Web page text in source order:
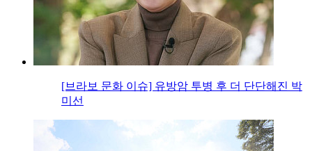
[브라보 문화 이슈] 유방암 투병 후 더 단단해진 박
미선